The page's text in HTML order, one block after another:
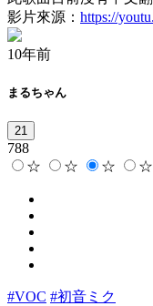
影片來源： https://
10年前
まるちゃん
21
788
☆
☆ ☆ ☆
#VOC #初音ミク